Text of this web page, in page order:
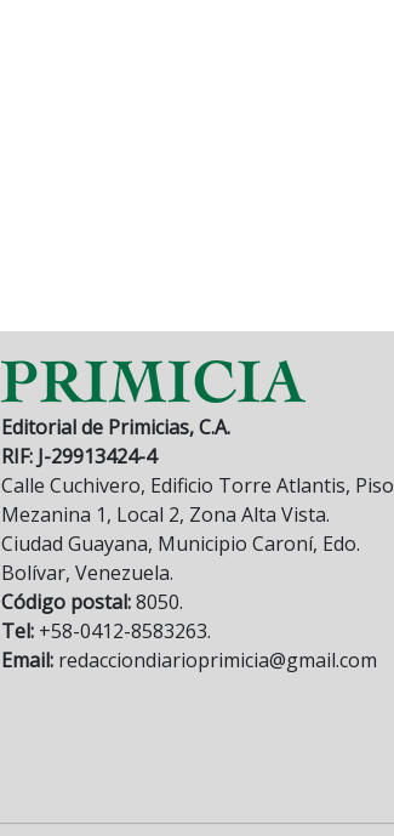
Editorial de Primicias, C.A.
RIF: J-29913424-4
Calle Cuchivero, Edificio Torre Atlantis, Piso
Mezanina 1, Local 2, Zona Alta Vista.
Ciudad Guayana, Municipio Caroní, Edo.
Bolívar, Venezuela.
Código postal:8050.
Tel: +58-0412-8583263.
Email: redacciondiarioprimicia@gmail.com